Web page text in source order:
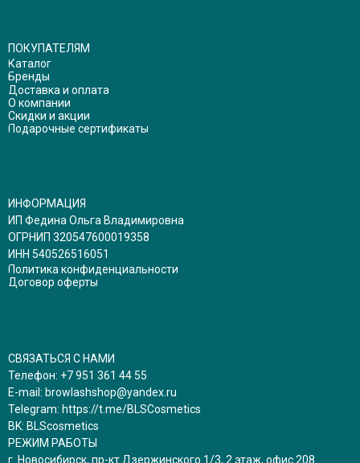
ПОКУПАТЕЛЯМ
Каталог
Бренды
Доставка и оплата
О компании
Скидки и акции
Подарочные сертификаты
ИНФОРМАЦИЯ
ИП Федина Ольга Владимировна
ОГРНИП 320547600019358
ИНН 540526516051
Политика конфиденциальности
Договор оферты
СВЯЗАТЬСЯ С НАМИ
Телефон: +7 951 361 44 55
E-mail: browlashshop@yandex.ru
Telegram: https://t.me/BLSCosmetics
BK: BLScosmetics
РЕЖИМ РАБОТЫ
г. Новосибирск, пр-кт Дзержинского 1/3, 2 этаж, офис 208